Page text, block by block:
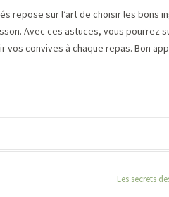
repose sur l’art de choisir les bons
Avec ces astuces, vous pourrez
vos convives à chaque repas. Bon
Les secrets